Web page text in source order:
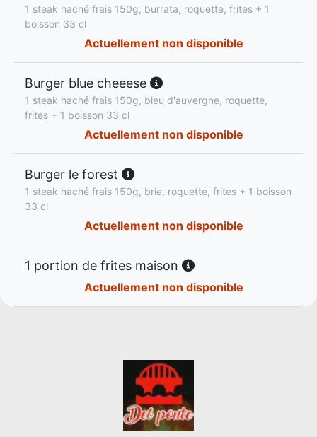
1 steak haché frais 150g, burrata, roquette, frites + 1
boisson 33 cl
Actuellement non disponible
Burger blue cheeese
1 steak haché frais 150g, bleu d'auvergne, roquette,
frites + 1 boisson 33 cl
Actuellement non disponible
Burger le forest
1 steak haché frais 150g, brie, roquette, frites + 1 boisson
33 cl
Actuellement non disponible
1 portion de frites maison
Actuellement non disponible